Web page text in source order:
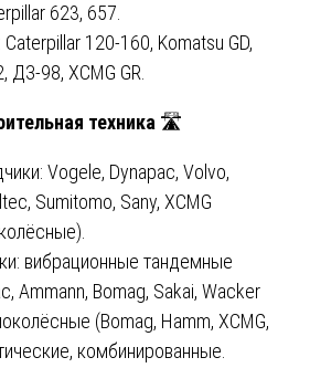
623, 657.
120-160, Komatsu GD,
ДЗ-98, XCMG GR.
техника 🛣️
Vogele, Dynapac, Volvo,
Sumitomo, Sany, XCMG
вибрационные тандемные
Ammann, Bomag, Sakai, Wacker
(Bomag, Hamm, XCMG,
комбинированные.